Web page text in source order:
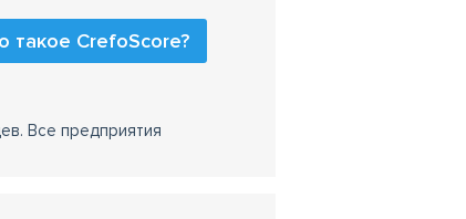
такое CrefoScore?
Все предприятия